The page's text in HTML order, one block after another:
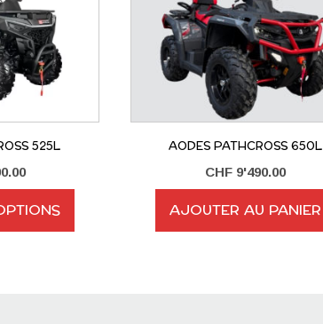
525L AODES PATHCROSS 650L
CHF9'490.00
AJOUTER AU PANIER